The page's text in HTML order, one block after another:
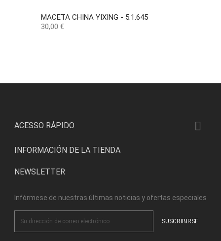
MACETA CHINA YIXING - 5.1.645
Precio
30,00 €
ACESSO RÁPIDO 
INFORMACIÓN DE LA TIENDA
NEWSLETTER
Infórmese de nuestras últimas noticias y ofertas especiales